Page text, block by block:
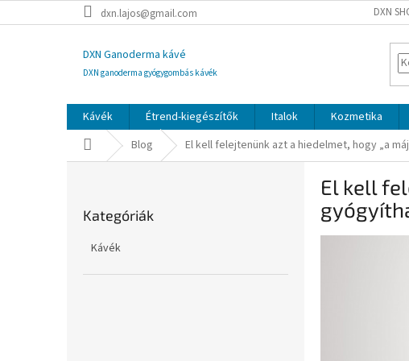
a
dxn.lajos@gmail.com DXN
DXN Ganoderma kávé
DXN ganoderma gyógygombás kávék
Kávék Étrend-kiegészítők Italok Kozmetika
Kezdőlap
Blog El kell felejtenünk azt a hiedelmet, hogy „a
átugrása
Kategóriák
Kávék
El kell